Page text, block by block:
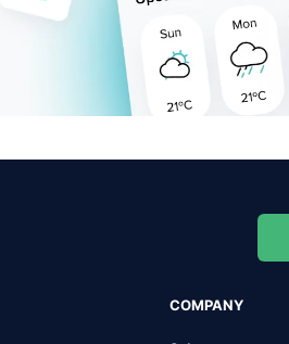
COMPANY